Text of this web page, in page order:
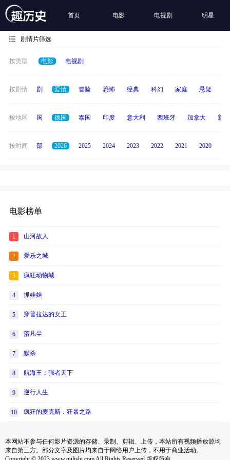
首页 电影 电视剧 明星
剧情片筛选
按类型 电影 电视剧
按剧情
全部 喜剧 爱情 冒险 恐怖 经典 科幻 家庭 悬疑
按地区
日本 韩国 德国 泰国 印度 意大利 西班牙 加拿大 新
按时间 全部 2026 2025 2024 2023 2022 2021 2020
电影榜单
1 山河故人
2 爱乐之城
3 疯狂动物城
4 抓娃娃
5 穿普拉达的女王
6 落凡尘
7 默杀
8 航海王：强者天下
9 逆行人生
10 疯狂的麦克斯：狂暴之路
本网站不参与任何影片资源的存储、录制、剪辑、上传，本站所有视频播放源均
来自第三方。部分文字及图片均来自于网络用户上传，不用于商业活动。